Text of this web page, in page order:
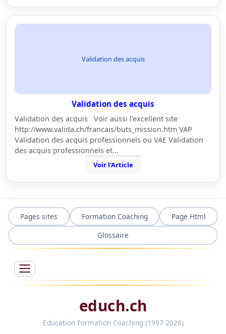
Validation des acquis
Validation des acquis
Validation des acquis Voir aussi l'excellent site
http://www.valida.ch/francais/buts_mission.htm VAP
Validation des acquis professionnels ou VAE Validation
des acquis professionnels et…
Voir l'Article
Pages sites Formation Coaching
Page Html
Glossaire
educh.ch
Education Formation Coaching (1997-2026)